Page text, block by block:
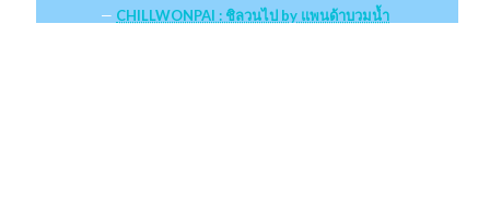
CHILLWONPAI : ชิลวนไป by แพนด้าบวมน้ำ